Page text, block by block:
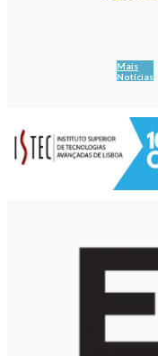
Mais
Notícias